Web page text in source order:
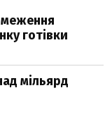
готівки
мільярд